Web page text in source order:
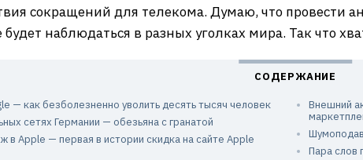
сокращений для телекома. Думаю, что провести
будет наблюдаться в разных уголках мира. Так что
— как безболезненно уволить десять тысяч человек
сетях Германии — обезьяна с гранатой
в Apple — первая в истории скидка на сайте Apple
Внешний
Пара слов